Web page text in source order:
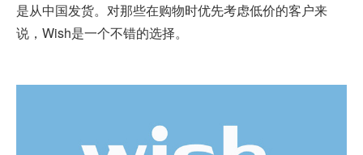
是从中国发货。对那些在购物时优先考虑低价的客户来
说，Wish是一个不错的选择。